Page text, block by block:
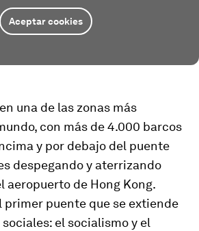
Aceptar cookies
una de las zonas más
con más de 4.000 barcos
y por debajo del puente
despegando y aterrizando
aeropuerto de Hong Kong.
primer puente que se extiende
el socialismo y el